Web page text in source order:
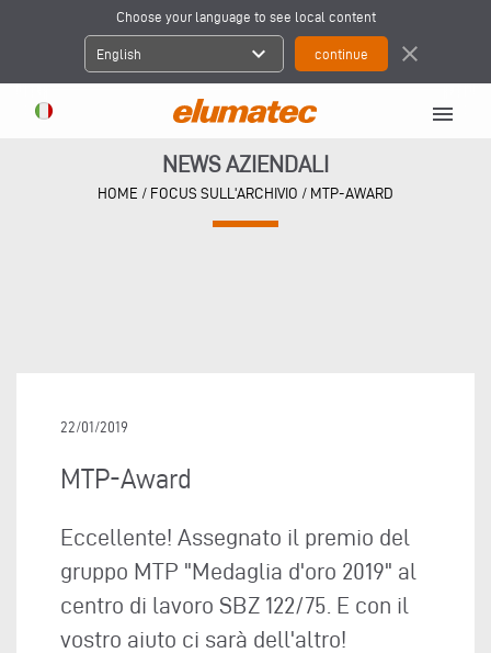
Choose your language to see local content
English expand_more close
menu
NEWS AZIENDALI
HOME / FOCUS SULL'ARCHIVIO / MTP-AWARD
22/01/2019
MTP-Award
Eccellente! Assegnato il premio del
gruppo MTP "Medaglia d'oro 2019" al
centro di lavoro SBZ 122/75. E con il
vostro aiuto ci sarà dell'altro!